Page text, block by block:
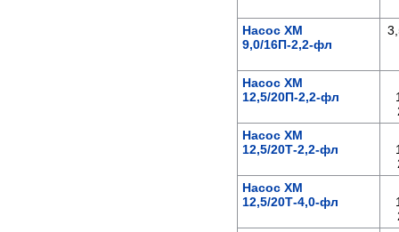
Насос ХМ
9,0/16П-2,2-фл
Насос ХМ
12,5/20П-2,2-фл
Насос ХМ
12,5/20Т-2,2-фл
Насос ХМ
12,5/20Т-4,0-фл